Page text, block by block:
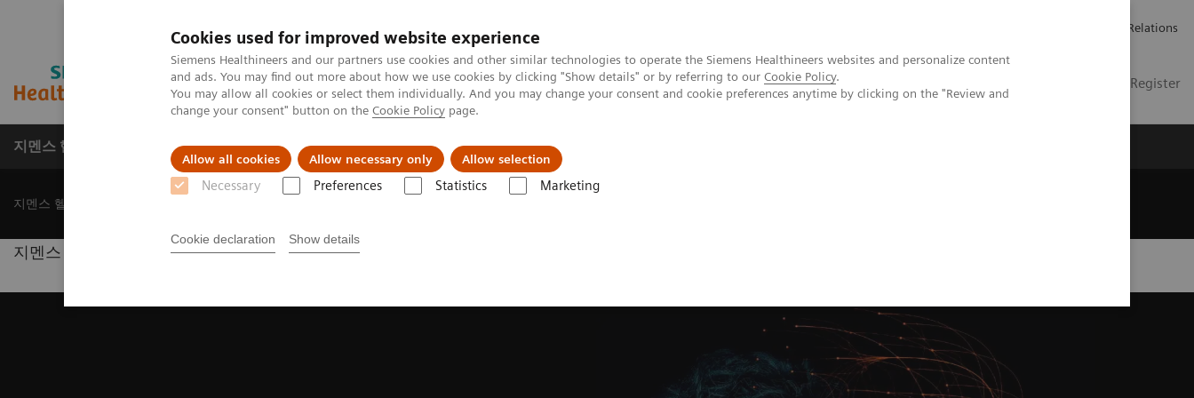
Cookies used for improved website experience
Siemens Healthineers and our partners use cookies and other similar technologies to operate the Siemens Healthineers websites and personalize content
and ads. You may find out more about how we use cookies by clicking "Show details" or by referring to our Cookie Policy.
You may allow all cookies or select them individually. And you may change your consent and cookie preferences anytime by clicking on the "Review and
change your consent" button on the Cookie Policy page.
Allow all cookies Allow necessary only Allow selection
Necessary Preferences Statistics Marketing
Cookie declaration Show details
Investor Relations
Login / Register
지멘스 헬시니어스(주) 채용 주요 제품 및 서비스
지멘스 헬시니어스(주)
지멘스 헬시니어스(주) | 대구 매리어트 호텔 이스트홀